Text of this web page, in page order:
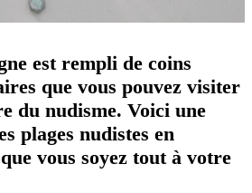
est rempli de coins
que vous pouvez visiter
du nudisme. Voici une
plages nudistes en
vous soyez tout à votre